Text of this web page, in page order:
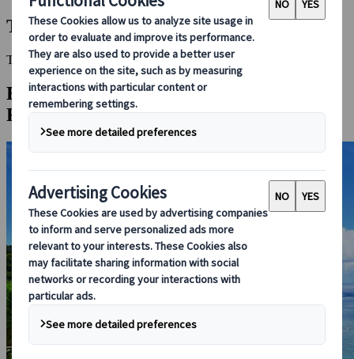
Tokashiki-Insel
This Destination is disabled to display.
Entdecken Sie andere Reiseziele in dieser
Region